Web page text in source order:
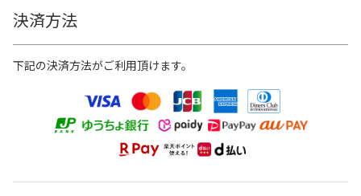
決済方法
下記の決済方法がご利用頂けます。